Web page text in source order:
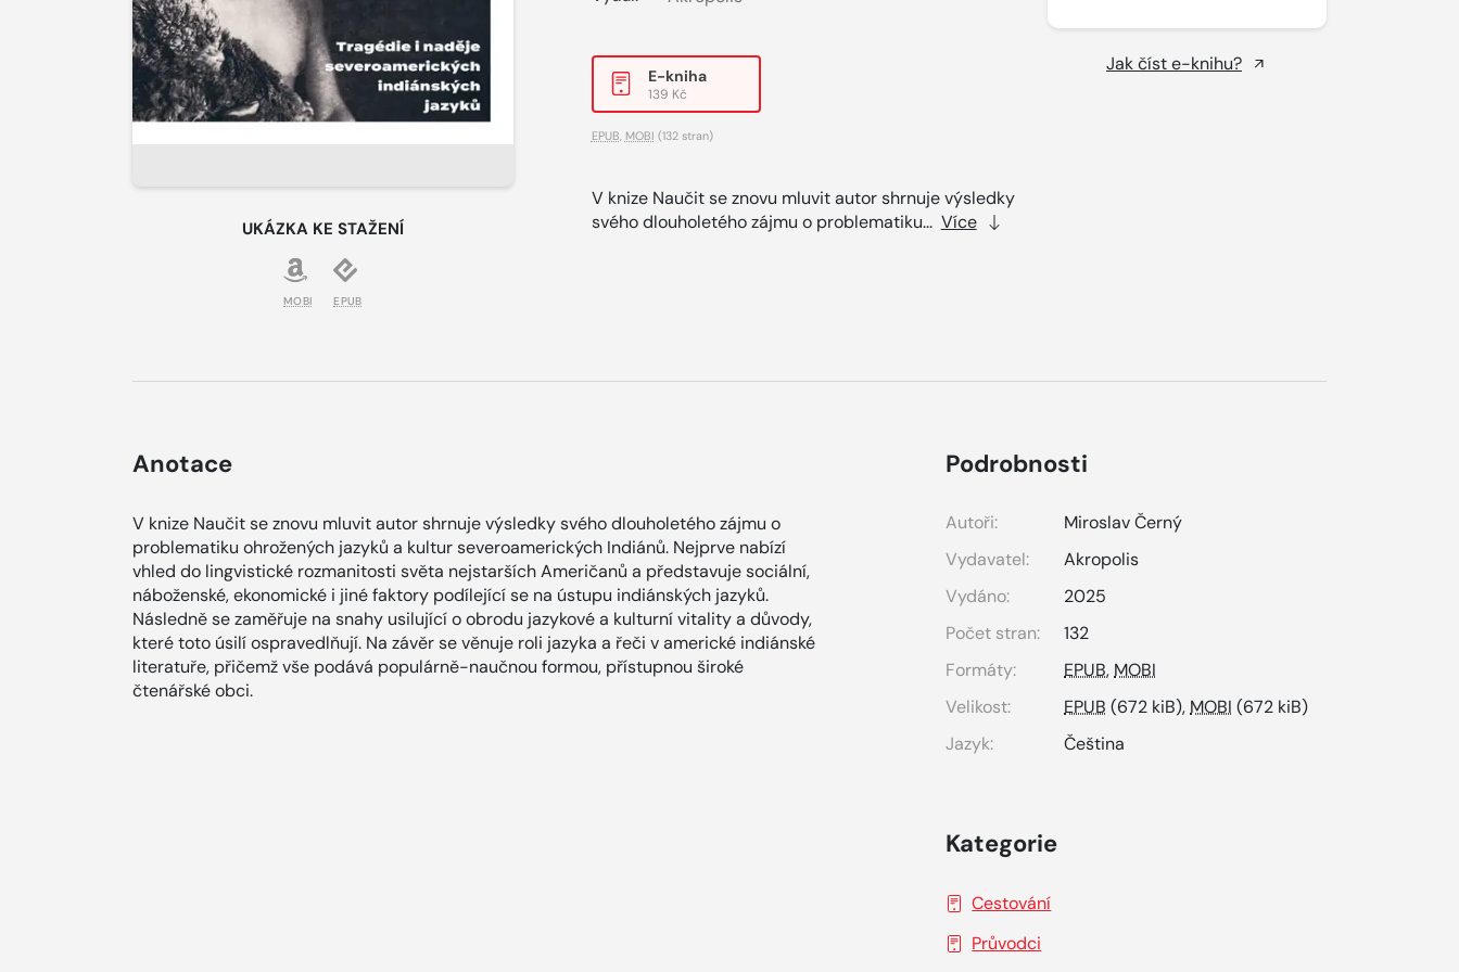
UKÁZKA KE STAŽENÍ
MOBI EPUB
E-kniha
139 Kč
EPUB MOBI (132 stran)
V knize Naučit se znovu mluvit autor shrnuje výsledky
svého dlouholetého zájmu o problematiku... Více
Jak číst e-knihu?
Anotace
V knize Naučit se znovu mluvit autor shrnuje výsledky svého dlouholetého zájmu o
problematiku ohrožených jazyků a kultur severoamerických Indiánů. Nejprve nabízí
vhled do lingvistické rozmanitosti světa nejstarších Američanů a představuje sociální,
náboženské, ekonomické i jiné faktory podílející se na ústupu indiánských jazyků.
Následně se zaměřuje na snahy usilující o obrodu jazykové a kulturní vitality a důvody,
které toto úsilí ospravedlňují. Na závěr se věnuje roli jazyka a řeči v americké indiánské
literatuře, přičemž vše podává populárně-naučnou formou, přístupnou široké
čtenářské obci.
Podrobnosti
Autoři:
Miroslav Černý
Vydavatel:
Akropolis
Vydáno:
2025
Počet stran:
132
Formáty:
EPUB, MOBI
Velikost:
EPUB (672 kiB), MOBI (672 kiB)
Jazyk:
Čeština
Kategorie
Cestování
Průvodci